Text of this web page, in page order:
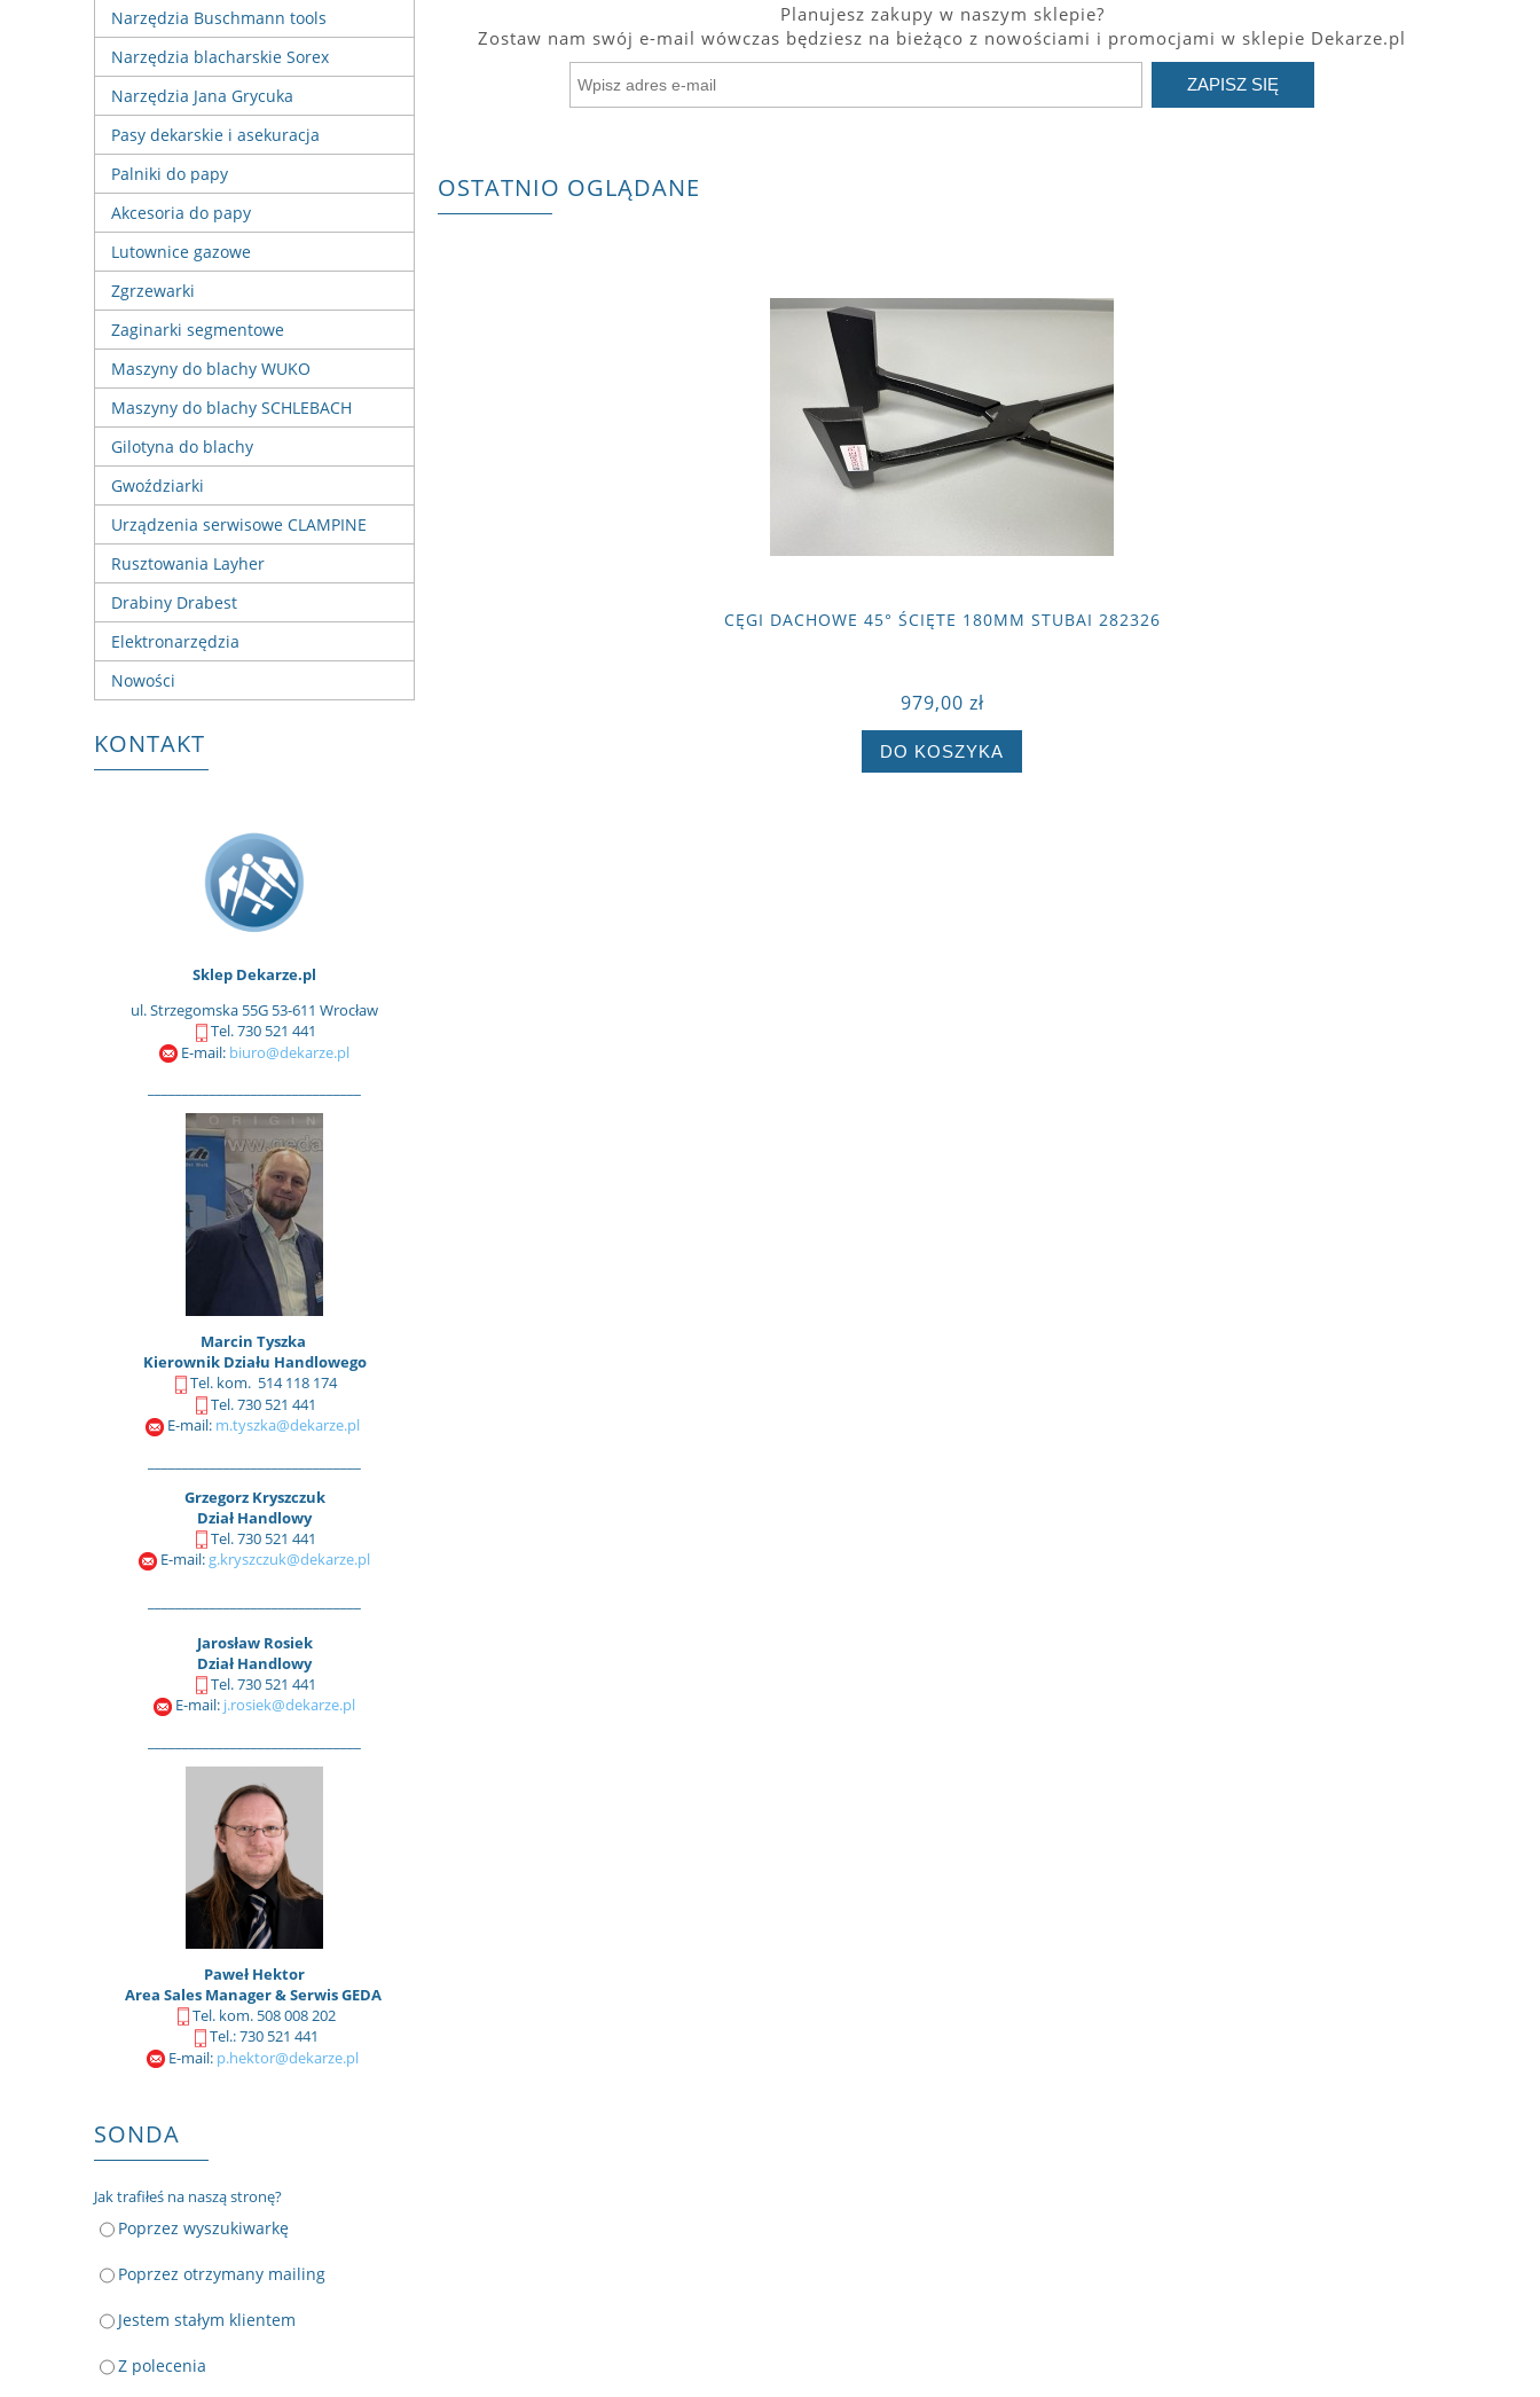
Narzędzia Buschmann tools
Narzędzia blacharskie Sorex
Narzędzia Jana Grycuka
Pasy dekarskie i asekuracja
Palniki do papy
Akcesoria do papy
Lutownice gazowe
Zgrzewarki
Zaginarki segmentowe
Maszyny do blachy WUKO
Maszyny do blachy SCHLEBACH
Gilotyna do blachy
Gwoździarki
Urządzenia serwisowe CLAMPINE
Rusztowania Layher
Drabiny Drabest
Elektronarzędzia
Nowości
KONTAKT
Sklep Dekarze.pl
ul. Strzegomska 55G 53-611 Wrocław
Tel. 730 521 441
E-mail: biuro@dekarze.pl
Marcin Tyszka
Kierownik Działu Handlowego
Tel. kom. 514 118 174
Tel. 730 521 441
E-mail: m.tyszka@dekarze.pl
Grzegorz Kryszczuk
Dział Handlowy
Tel. 730 521 441
E-mail: g.kryszczuk@dekarze.pl
Jarosław Rosiek
Dział Handlowy
Tel. 730 521 441
E-mail: j.rosiek@dekarze.pl
Paweł Hektor
Area Sales Manager & Serwis GEDA
Tel. kom. 508 008 202
Tel.: 730 521 441
E-mail: p.hektor@dekarze.pl
SONDA
Jak trafiłeś na naszą stronę?
Poprzez wyszukiwarkę
Poprzez otrzymany mailing
Jestem stałym klientem
Z polecenia
Planujesz zakupy w naszym sklepie?
Zostaw nam swój e-mail wówczas będziesz na bieżąco z nowościami i promocjami w sklepie Dekarze.pl
ZAPISZ SIĘ
OSTATNIO OGLĄDANE
CĘGI DACHOWE 45° ŚCIĘTE 180MM STUBAI 282326
979,00 zł
DO KOSZYKA